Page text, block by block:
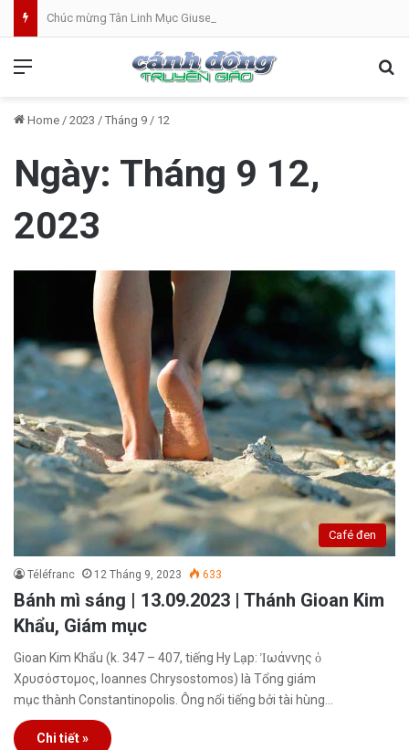
Home / 2023 / Tháng 9 / 12
Ngày: Tháng 9 12,
2023
Café đen
Téléfranc 12 Tháng 9, 2023 633
Bánh mì sáng | 13.09.2023 | Thánh Gioan Kim
Khẩu, Giám mục
Gioan Kim Khẩu (k. 347 – 407, tiếng Hy Lạp: Ἰωάννης ὁ
Χρυσόστομος, Ioannes Chrysostomos) là Tổng giám
mục thành Constantinopolis. Ông nổi tiếng bởi tài hùng…
Chi tiết »